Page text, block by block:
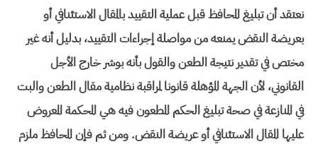
نعتقد أن تبليغ المحافظ قبل عملية التقييد بالمقال الاستئنافي أو
بعريضة النقض يمنعه من مواصلة إجراءات التقييد، بدليل أنه غير
مختص في تقدير نتيجة الطعن والقول بأنه بوشر خارج الأجل
القانوني، لأن الجهة المؤهلة قانونا لمراقبة نظامية مقال الطعن والبت
في المنازعة في صحة تبليغ الحكم المطعون فيه هي المحكمة المعروض
عليها المقال الاستئنافي أو عريضة النقض. ومن ثم فإن المحافظ ملزم